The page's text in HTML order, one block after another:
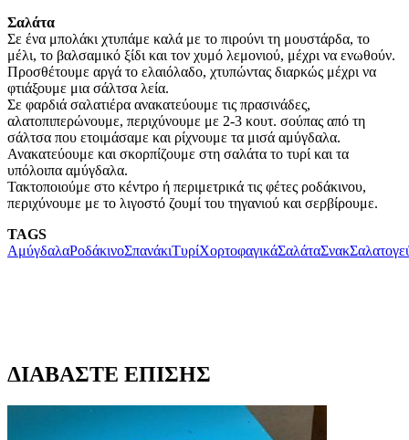
Σαλάτα
Σε ένα μπολάκι χτυπάμε καλά με το πιρούνι τη μουστάρδα, το
μέλι, το βαλσαμικό ξίδι και τον χυμό λεμονιού, μέχρι να ενωθούν.
Προσθέτουμε αργά το ελαιόλαδο, χτυπώντας διαρκώς μέχρι να
φτιάξουμε μια σάλτσα λεία.
Σε φαρδιά σαλατιέρα ανακατεύουμε τις πρασινάδες,
αλατοπιπερώνουμε, περιχύνουμε με 2-3 κουτ. σούπας από τη
σάλτσα που ετοιμάσαμε και ρίχνουμε τα μισά αμύγδαλα.
Ανακατεύουμε και σκορπίζουμε στη σαλάτα το τυρί και τα
υπόλοιπα αμύγδαλα.
Τακτοποιούμε στο κέντρο ή περιμετρικά τις φέτες ροδάκινου,
περιχύνουμε με το λιγοστό ζουμί του τηγανιού και σερβίρουμε.
TAGS
ΑμύγδαλαΡοδάκινοΣπανάκιΤυρίΧορτοφαγικάΣαλάταΣνακ
ΔΙΑΒΑΣΤΕ ΕΠΙΣΗΣ